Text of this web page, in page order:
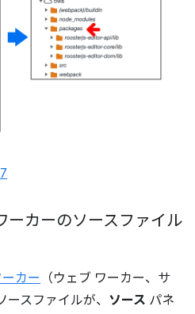
ーカーのソースファイル
ーカー （ウェブ ワーカー、サ
スファイルが、 ソース パネ